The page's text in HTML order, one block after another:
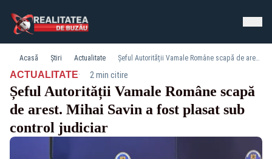
Acasă Știri Actualitate Șeful Autorității Vamale Române scapă de arest. Mihai Savin a fost plasat sub control judiciar
ACTUALITATE· 2 min citire
Șeful Autorității Vamale Române scapă
de arest. Mihai Savin a fost plasat sub
control judiciar